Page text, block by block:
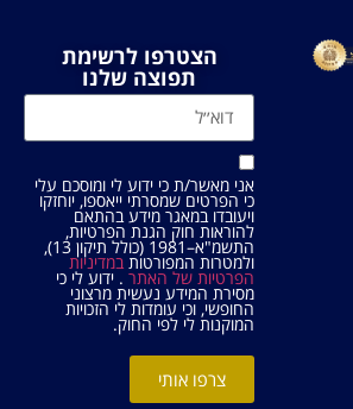
הצטרפו לרשימת
תפוצה שלנו
אני מאשר/ת כי ידוע לי ומוסכם עלי
כי הפרטים שמסרתי ייאספו, יוחזקו
ויעובדו במאגר מידע בהתאם
להוראות חוק הגנת הפרטיות,
התשמ"א–1981 (כולל תיקון 13),
ולמטרות המפורטותבמדיניות
הפרטיות של האתר . ידוע לי כי
מסירת המידע נעשית מרצוני
החופשי, וכי עומדות לי הזכויות
המוקנות לי לפי החוק.
צרפו אותי